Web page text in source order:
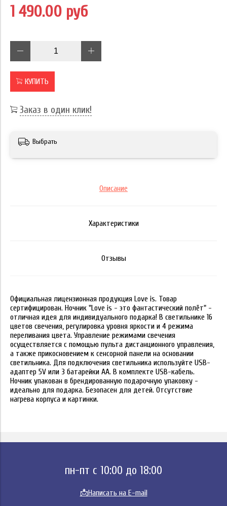
1 490.00 руб
КУПИТЬ
Заказ в один клик!
Выбрать
Описание
Характеристики
Отзывы
Официальная лицензионная продукция Love is. Товар
сертифицирован. Ночник "Love is - это фантастический полёт" -
отличная идея для индивидуального подарка! В светильнике 16
цветов свечения, регулировка уровня яркости и 4 режима
переливания цвета. Управление режимами свечения
осуществляется с помощью пульта дистанционного управления,
а также прикосновением к сенсорной панели на основании
светильника. Для подключения светильника используйте USB-
адаптер 5V или 3 батарейки АА. В комплекте USB-кабель.
Ночник упакован в брендированную подарочную упаковку -
идеально для подарка. Безопасен для детей. Отсутствие
нагрева корпуса и картинки.
пн-пт с 10:00 до 18:00
📩Написать на E-mail